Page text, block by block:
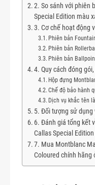
2. So sánh với phiên
Special Edition màu
3. Cơ chế hoạt động
Phiên bản
Phiên bản Rollerball
Phiên bản
4. Quy cách đóng
Hộp đựng
Chế độ bảo hành
Dịch vụ khắc tên
5. Đối tượng sử dụng
6. Đánh giá tổng kết
Callas Special Edition
7. Mua Montblanc
Coloured chính hãng